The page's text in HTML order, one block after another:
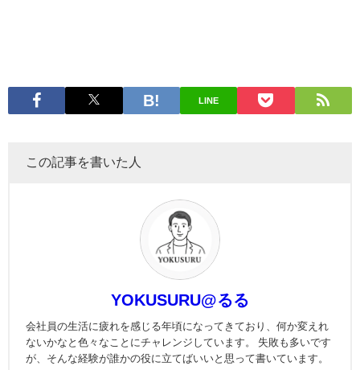
LINE
この記事を書いた人
YOKUSURU@るる
会社員の生活に疲れを感じる年頃になってきており、何か変えれ
ないかなと色々なことにチャレンジしています。 失敗も多いです
が、そんな経験が誰かの役に立てばいいと思って書いています。